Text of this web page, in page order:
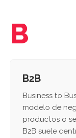
B
B2B
Business to
modelo de
productos o
B2B suele